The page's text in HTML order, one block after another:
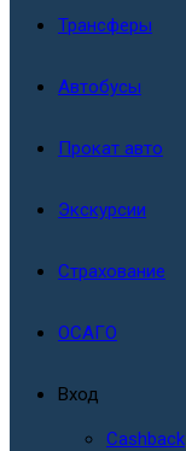
Трансферы
Автобусы
Прокат авто
Экскурсии
Страхование
ОСАГО
Вход
Cashback